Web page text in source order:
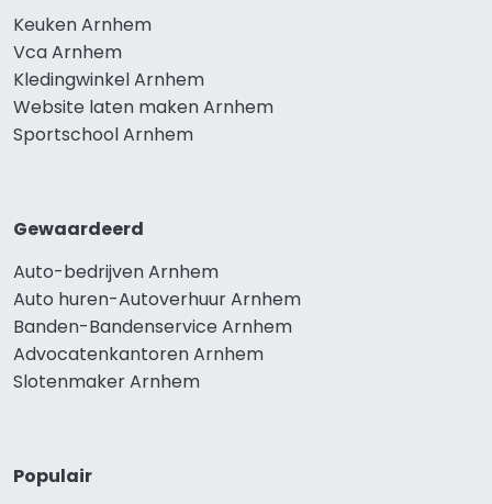
Keuken Arnhem
Vca Arnhem
Kledingwinkel Arnhem
Website laten maken Arnhem
Sportschool Arnhem
Gewaardeerd
Auto-bedrijven Arnhem
Auto huren-Autoverhuur Arnhem
Banden-Bandenservice Arnhem
Advocatenkantoren Arnhem
Slotenmaker Arnhem
Populair